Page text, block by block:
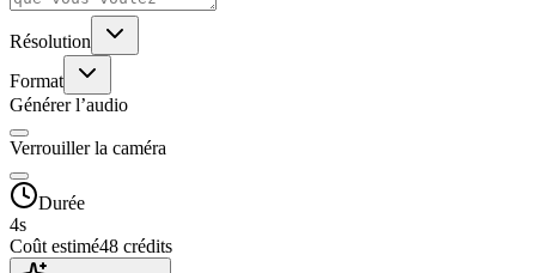
Résolution
Format
Générer l’audio
Verrouiller la caméra
Durée
4s
Coût estimé48 crédits